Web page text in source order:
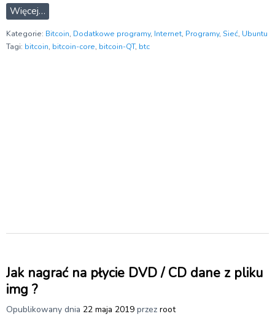
Więcej…
Kategorie: Bitcoin, Dodatkowe programy, Internet, Programy, Sieć, Ubuntu
Tagi: bitcoin, bitcoin-core, bitcoin-QT, btc
Jak nagrać na płycie DVD / CD dane z pliku
img ?
Opublikowany dnia 22 maja 2019 przez root